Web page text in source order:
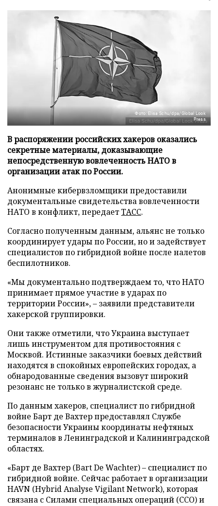
Фото: Elisa Schu/dpa/Global Look
Press
В распоряжении российских хакеров оказались
секретные материалы, доказывающие
непосредственную вовлеченность НАТО в
организации атак по России.
Анонимные кибервзломщики предоставили
документальные свидетельства вовлеченности
НАТО в конфликт, передаетТАСС.
Согласно полученным данным, альянс не только
координирует удары по России, но и задействует
специалистов по гибридной войне после налетов
беспилотников.
«Мы документально подтверждаем то, что НАТО
принимает прямое участие в ударах по
территории России», – заявили представители
хакерской группировки.
Они также отметили, что Украина выступает
лишь инструментом для противостояния с
Москвой. Истинные заказчики боевых действий
находятся в спокойных европейских городах, а
обнародованные сведения вызовут широкий
резонанс не только в журналистской среде.
По данным хакеров, специалист по гибридной
войне Барт де Вахтер предоставлял Службе
безопасности Украины координаты нефтяных
терминалов в Ленинградской и Калининградской
областях.
«Барт де Вахтер (Bart De Wachter) – специалист по
гибридной войне. Сейчас работает в организации
HAVN (Hybrid Analyse Vigilant Network), которая
связана с Силами специальных операций (ССО) и